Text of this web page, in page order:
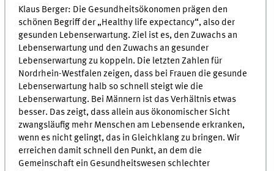
Klaus Berger: Die Gesundheitsökonomen prägen den
schönen Begriff der „Healthy life expectancy“, also der
gesunden Lebenserwartung. Ziel ist es, den Zuwachs an
Lebenserwartung und den Zuwachs an gesunder
Lebenserwartung zu koppeln. Die letzten Zahlen für
Nordrhein-Westfalen zeigen, dass bei Frauen die gesunde
Lebenserwartung halb so schnell steigt wie die
Lebenserwartung. Bei Männern ist das Verhältnis etwas
besser. Das zeigt, dass allein aus ökonomischer Sicht
zwangsläufig mehr Menschen am Lebensende erkranken,
wenn es nicht gelingt, das in Gleichklang zu bringen. Wir
erreichen damit schnell den Punkt, an dem die
Gemeinschaft ein Gesundheitswesen schlechter